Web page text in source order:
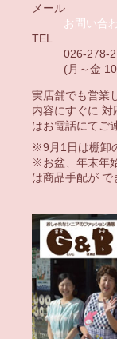
メール
お問い合
TEL
026-278-
(月～金
実店舗でも営業
内容にすぐに
はお電話にてご
※9月1日は棚卸
※お盆、年末年
は商品手配が で